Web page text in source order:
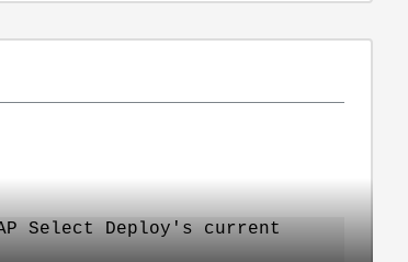
Select Deploy's current